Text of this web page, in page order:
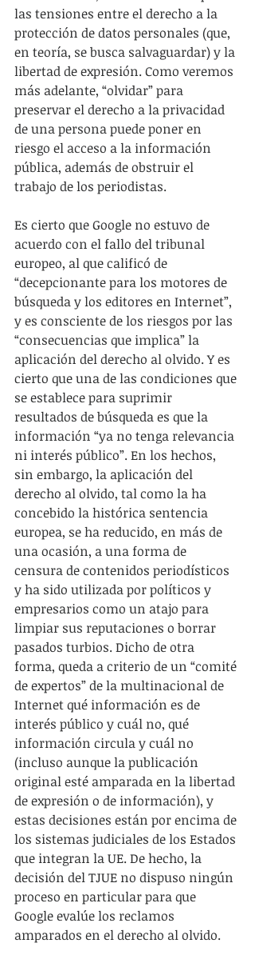
las tensiones entre el derecho a la
protección de datos personales (que,
en teoría, se busca salvaguardar) y la
libertad de expresión. Como veremos
más adelante, “olvidar” para
preservar el derecho a la privacidad
de una persona puede poner en
riesgo el acceso a la información
pública, además de obstruir el
trabajo de los periodistas.
Es cierto que Google no estuvo de
acuerdo con el fallo del tribunal
europeo, al que calificó de
“decepcionante para los motores de
búsqueda y los editores en Internet”,
y es consciente de los riesgos por las
“consecuencias que implica” la
aplicación del derecho al olvido. Y es
cierto que una de las condiciones que
se establece para suprimir
resultados de búsqueda es que la
información “ya no tenga relevancia
ni interés público”. En los hechos,
sin embargo, la aplicación del
derecho al olvido, tal como la ha
concebido la histórica sentencia
europea, se ha reducido, en más de
una ocasión, a una forma de
censura de contenidos periodísticos
y ha sido utilizada por políticos y
empresarios como un atajo para
limpiar sus reputaciones o borrar
pasados turbios. Dicho de otra
forma, queda a criterio de un “comité
de expertos” de la multinacional de
Internet qué información es de
interés público y cuál no, qué
información circula y cuál no
(incluso aunque la publicación
original esté amparada en la libertad
de expresión o de información), y
estas decisiones están por encima de
los sistemas judiciales de los Estados
que integran la UE. De hecho, la
decisión del TJUE no dispuso ningún
proceso en particular para que
Google evalúe los reclamos
amparados en el derecho al olvido.